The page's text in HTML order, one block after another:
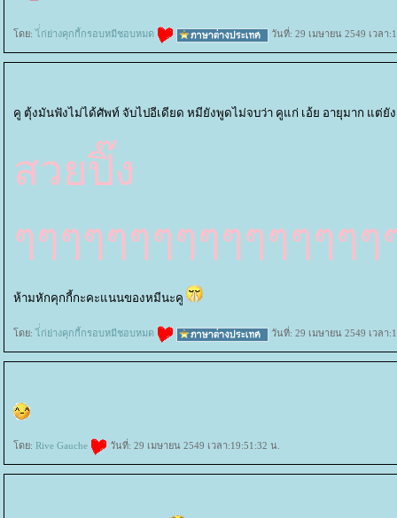
ดย:ไ่่ก่ย่างคุกกี้กรอบหมีชอบหมด วันที่: 29 เมษายน 2549 เวลา
คู ตุ้งมันฟังไม่ได้ศัพท์ จับไปอีเดียด หมียังพูดไม่จบว่า คูแก่ เอ้ย อายุมาก แต่ยัง
สวยปิ๊ง
ๆๆๆๆๆๆๆๆๆๆๆๆๆๆๆ
ห้ามหักคุกกี้กะคะแนนของหมีนะคู
ดย:ไ่่ก่ย่างคุกกี้กรอบหมีชอบหมด วันที่: 29 เมษายน 2549 เวลา
ดย: Rive Gauche วันที่: 29 เมษายน 2549 เวลา:19:51:32 น.